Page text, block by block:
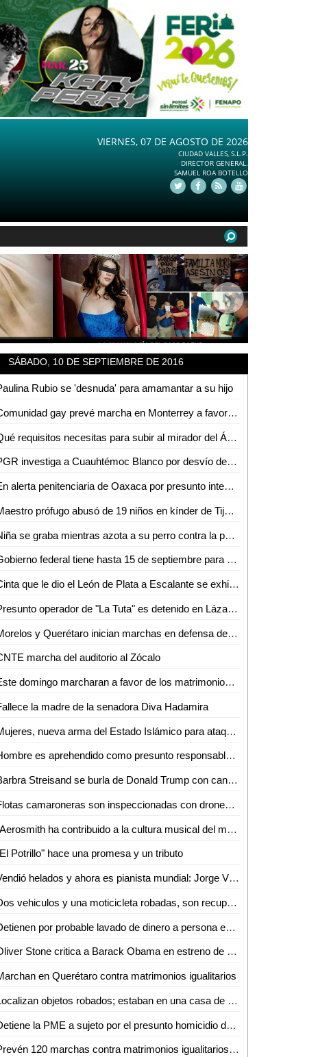
VIERNES, 07 DE AGOSTO DE 2026
CIUDAD VALLES, S.L.P.
DIRECTOR GENERAL.
SAMUEL ROA BOTELLO
SÁBADO, 10 DE SEPTIEMBRE DE 2016
Rubio se 'desnuda' para amamantar a su hijo
Comunidad gay prevé marcha en Monterrey a favor de matrimonios igualitarios
Qué requisitos necesitas para subir al mirador del Ángel de Independencia
PGR investiga a Cuauhtémoc Blanco por desvío de recursos
En alerta penitenciaria de Oaxaca por presunto intento de fuga de reos
Maestro prófugo abusó de 19 niños en kínder de Tijuana
Niña se graba mientras azota a su perro contra la pared (video)
Gobierno federal tiene hasta 15 de septiembre para dialogar: CNTE
Cinta que le dio el León de Plata a Escalante se exhibirá en el Cervantino
Presunto operador de "La Tuta" es detenido en Lázaro Cárdenas
Morelos y Querétaro inician marchas en defensa de matrimonios tradicionales
marcha del auditorio al Zócalo
Este domingo marcharan a favor de los matrimonios igualitarios en la CDMX
la madre de la senadora Diva Hadamira
Mujeres, nueva arma del Estado Islámico para ataques terroristas
Hombre es aprehendido como presunto responsable de lesiones calificadas
Barbra Streisand se burla de Donald Trump con canción
Flotas camaroneras son inspeccionadas con drones en Sinaloa
"Aerosmith ha contribuido a la cultura musical del mundo"
Potrillo" hace una promesa y un tributo
Vendió helados y ahora es pianista mundial: Jorge Viladons
Dos vehiculos y una moticicleta robadas, son recuperadas en operativo abatimiento
Detienen por probable lavado de dinero a persona en el aeropuerto de Cancún
Oliver Stone critica a Barack Obama en estreno de "Snowden"
en Querétaro contra matrimonios igualitarios
Localizan objetos robados; estaban en una casa de empeño
Detiene la PME a sujeto por el presunto homicidio de un adolescente
Prevén 120 marchas contra matrimonios igualitarios en todo el país